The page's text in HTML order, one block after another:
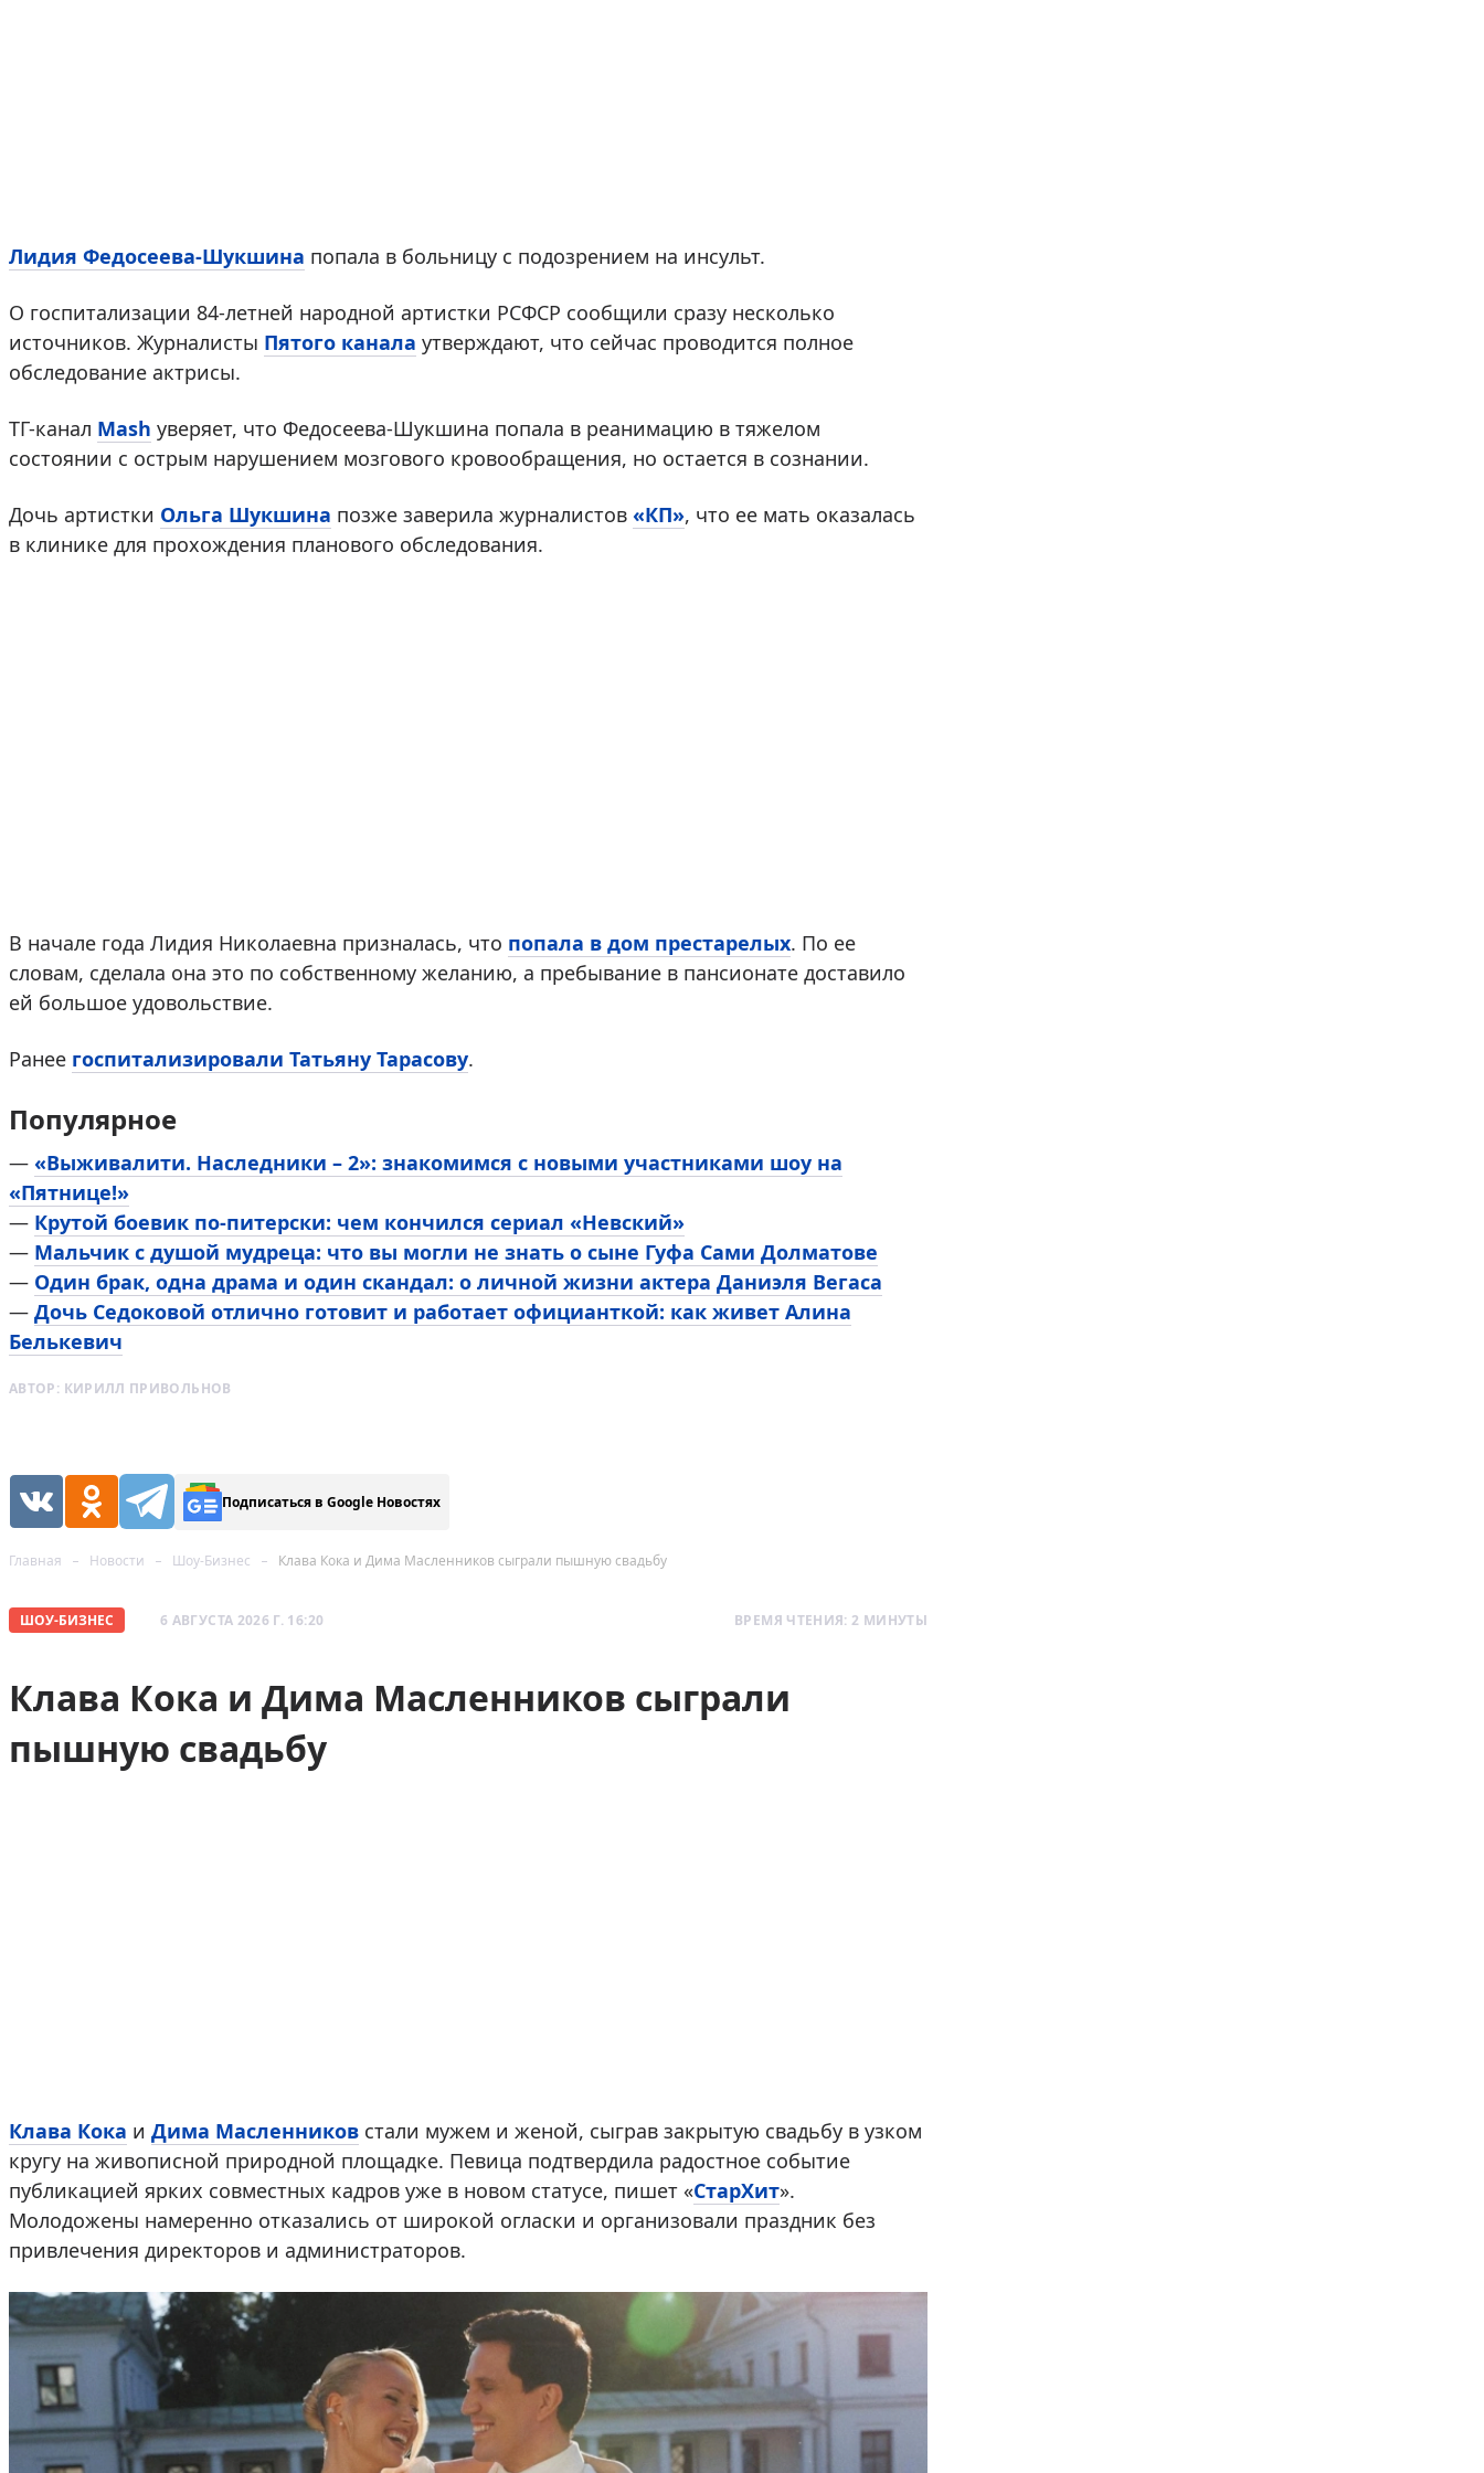
Лидия Федосеева-Шукшина попала в больницу с подозрением на инсульт.
О госпитализации 84-летней народной артистки РСФСР сообщили сразу несколько
источников. Журналисты Пятого канала утверждают, что сейчас проводится полное
обследование актрисы.
ТГ-канал Mash уверяет, что Федосеева-Шукшина попала в реанимацию в тяжелом
состоянии с острым нарушением мозгового кровообращения, но остается в сознании.
Дочь артистки Ольга Шукшина позже заверила журналистов «КП», что ее мать оказалась
в клинике для прохождения планового обследования.
В начале года Лидия Николаевна призналась, что попала в дом престарелых. По ее
словам, сделала она это по собственному желанию, а пребывание в пансионате доставило
ей большое удовольствие.
Ранее госпитализировали Татьяну Тарасову.
Популярное
— «Выживалити. Наследники – 2»: знакомимся с новыми участниками шоу на
«Пятнице!»
— Крутой боевик по-питерски: чем кончился сериал «Невский»
— Мальчик с душой мудреца: что вы могли не знать о сыне Гуфа Сами Долматове
— Один брак, одна драма и один скандал: о личной жизни актера Даниэля Вегаса
— Дочь Седоковой отлично готовит и работает официанткой: как живет Алина
Белькевич
АВТОР: КИРИЛЛ ПРИВОЛЬНОВ
Подписаться в Google Новостях
Главная Новости Шоу-Бизнес Клава Кока и Дима Масленников сыграли пышную свадьбу
ШОУ-БИЗНЕС 6 АВГУСТА 2026 Г. 16:20 ВРЕМЯ ЧТЕНИЯ: 2 МИНУТЫ
Клава Кока и Дима Масленников сыграли
пышную свадьбу
Клава Кока и Дима Масленников стали мужем и женой, сыграв закрытую свадьбу в узком
кругу на живописной природной площадке. Певица подтвердила радостное событие
публикацией ярких совместных кадров уже в новом статусе, пишет «СтарХит».
Молодожены намеренно отказались от широкой огласки и организовали праздник без
привлечения директоров и администраторов.